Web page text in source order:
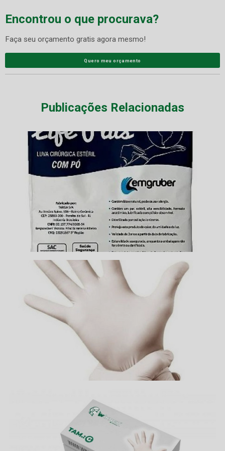
Encontrou o que procurava?
Faça seu orçamento gratis agora mesmo!
Quero meu orçamento
Publicações Relacionadas